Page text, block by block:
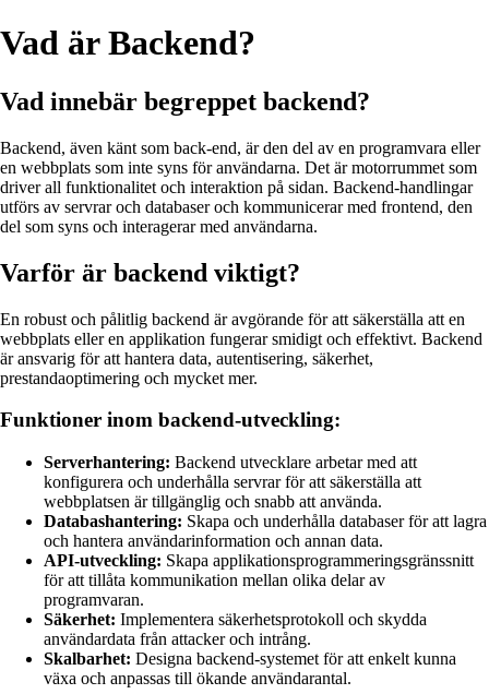
Vad är Backend?
Vad innebär begreppet backend?
Backend, även känt som back-end, är den del av en programvara eller
en webbplats som inte syns för användarna. Det är motorrummet som
driver all funktionalitet och interaktion på sidan. Backend-handlingar
utförs av servrar och databaser och kommunicerar med frontend, den
del som syns och interagerar med användarna.
Varför är backend viktigt?
En robust och pålitlig backend är avgörande för att säkerställa att en
webbplats eller en applikation fungerar smidigt och effektivt. Backend
är ansvarig för att hantera data, autentisering, säkerhet,
prestandaoptimering och mycket mer.
Funktioner inom backend-utveckling:
Serverhantering: Backend utvecklare arbetar med att
konfigurera och underhålla servrar för att säkerställa att
webbplatsen är tillgänglig och snabb att använda.
Databashantering: Skapa och underhålla databaser för att lagra
och hantera användarinformation och annan data.
API-utveckling: Skapa applikationsprogrammeringsgränssnitt
för att tillåta kommunikation mellan olika delar av
programvaran.
Säkerhet: Implementera säkerhetsprotokoll och skydda
användardata från attacker och intrång.
Skalbarhet: Designa backend-systemet för att enkelt kunna
växa och anpassas till ökande användarantal.